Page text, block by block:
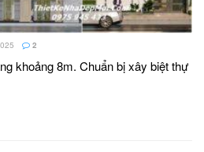
2
khoảng 8m. Chuẩn bị xây biệt thự